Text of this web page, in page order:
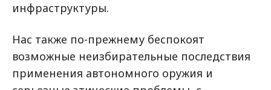
инфраструктуры.
Нас также по-прежнему беспокоят
возможные неизбирательные последствия
применения автономного оружия и